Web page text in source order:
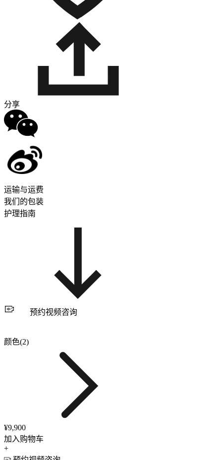
分享
运输与运费
我们的包装
护理指南
预约视频咨询
颜色(2)
¥9,900
加入购物车
+